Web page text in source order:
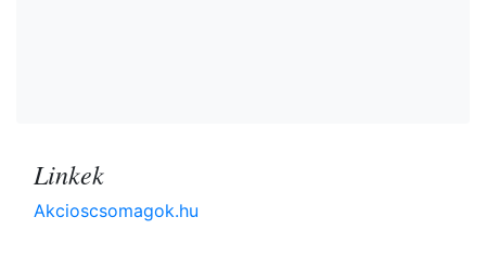
Linkek
Akcioscsomagok.hu